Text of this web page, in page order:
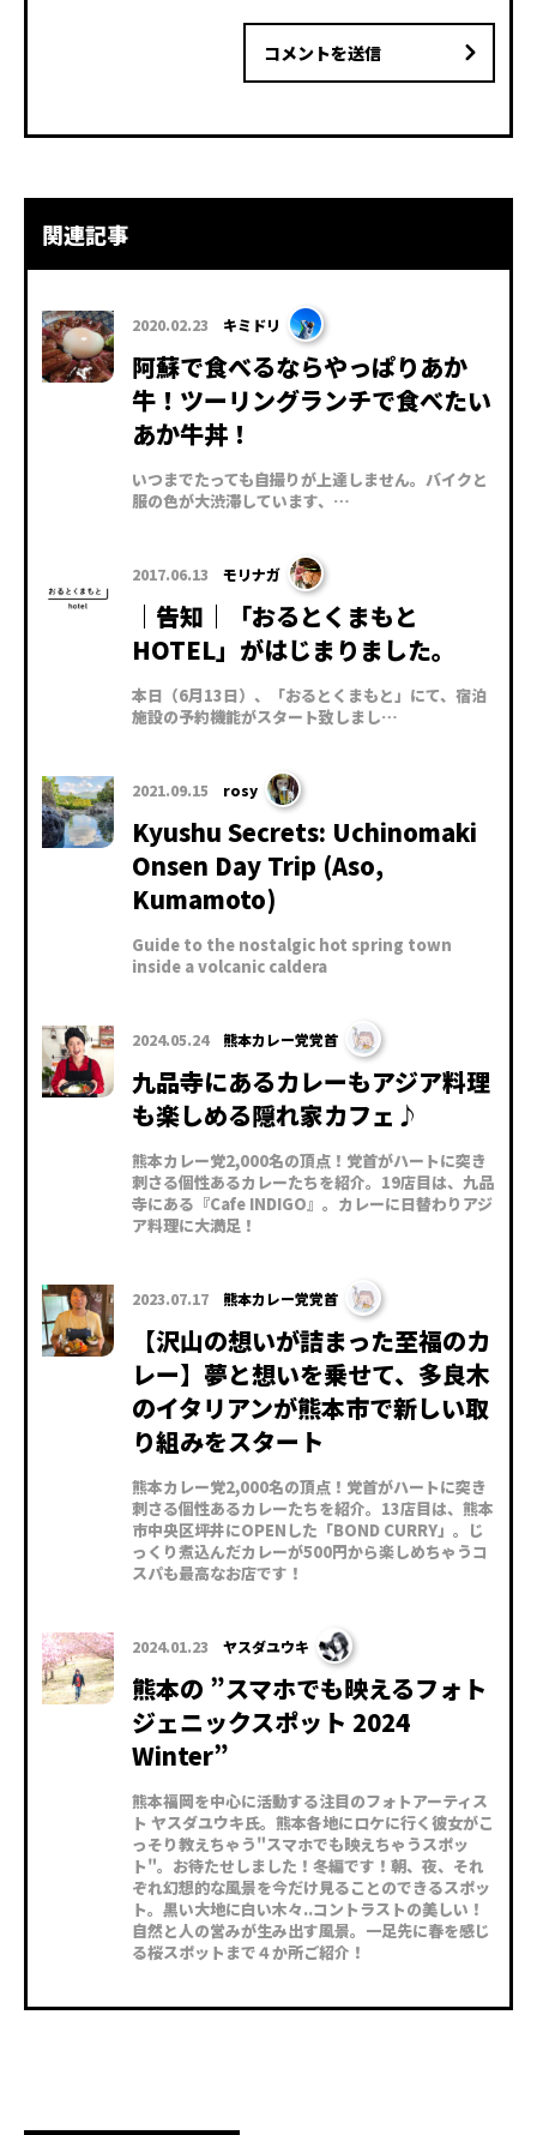
コメントを送信
関連記事
2020.02.23 キミドリ
阿蘇で食べるならやっぱりあか
牛！ツーリングランチで食べたい
あか牛丼！
いつまでたっても自撮りが上達しません。バイクと
服の色が大渋滞しています、…
2017.06.13 モリナガ
｜告知｜「おるとくまもと
HOTEL」がはじまりました。
本日（6月13日）、「おるとくまもと」にて、宿泊
施設の予約機能がスタート致しまし…
2021.09.15 rosy
Kyushu Secrets: Uchinomaki
Onsen Day Trip (Aso,
Kumamoto)
Guide to the nostalgic hot spring town
inside a volcanic caldera
2024.05.24 熊本カレー党党首
九品寺にあるカレーもアジア料理
も楽しめる隠れ家カフェ♪
熊本カレー党2,000名の頂点！党首がハートに突き
刺さる個性あるカレーたちを紹介。19店目は、九品
寺にある『Cafe INDIGO』。カレーに日替わりアジ
ア料理に大満足！
2023.07.17 熊本カレー党党首
【沢山の想いが詰まった至福のカ
レー】夢と想いを乗せて、多良木
のイタリアンが熊本市で新しい取
り組みをスタート
熊本カレー党2,000名の頂点！党首がハートに突き
刺さる個性あるカレーたちを紹介。13店目は、熊本
市中央区坪井にOPENした「BOND CURRY」。じ
っくり煮込んだカレーが500円から楽しめちゃうコ
スパも最高なお店です！
2024.01.23 ヤスダユウキ
熊本の ”スマホでも映えるフォト
ジェニックスポット 2024
Winter”
熊本福岡を中心に活動する注目のフォトアーティス
ト ヤスダユウキ氏。熊本各地にロケに行く彼女がこ
っそり教えちゃう"スマホでも映えちゃうスポッ
ト"。お待たせしました！冬編です！朝、夜、それ
ぞれ幻想的な風景を今だけ見ることのできるスポッ
ト。黒い大地に白い木々..コントラストの美しい！
自然と人の営みが生み出す風景。一足先に春を感じ
る桜スポットまで４か所ご紹介！